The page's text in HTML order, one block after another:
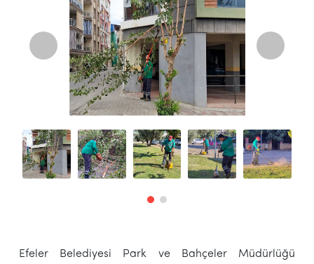
Efeler Belediyesi Park ve Bahçeler Müdürlüğü